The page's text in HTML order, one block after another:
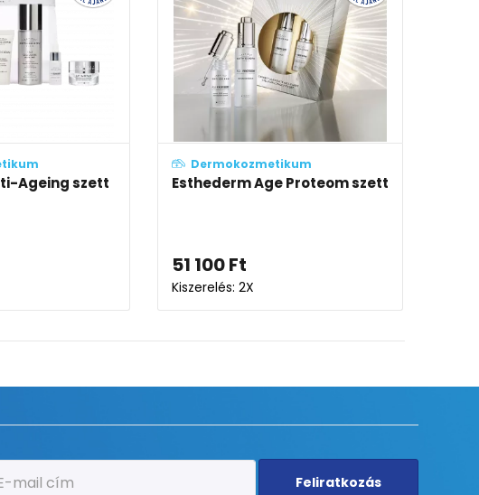
Retinol B3
Dermokozmetikum
La Roche-Posay Hyalu B5
19 027
Kiszerelés: 30ML-50ML
Feliratkozás